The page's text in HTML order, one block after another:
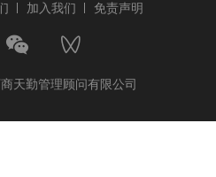
加入我们 免责声明
天勤管理顾问有限公司